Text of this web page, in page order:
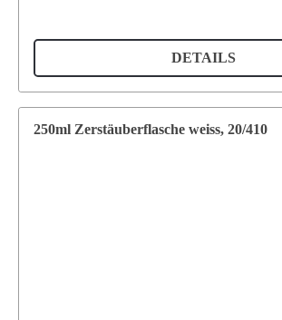
DETAILS
250ml Zerstäuberflasche weiss, 20/410